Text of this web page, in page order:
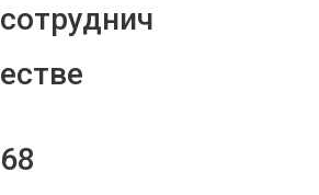
сотруднич
естве
68